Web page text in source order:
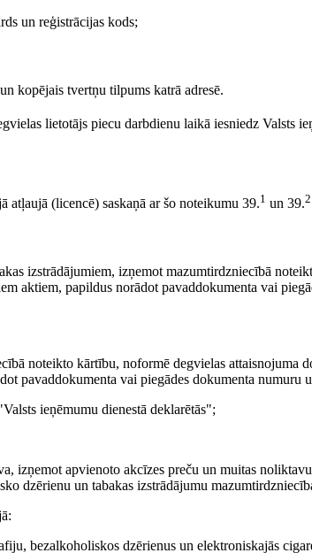
un reģistrācijas kods;
kopējais tvertņu tilpums katrā adresē.
lietotājs piecu darbdienu laikā iesniedz Valsts
atļaujā (licencē) saskaņā ar šo noteikumu 39.1 un 39.2
izstrādājumiem, izņemot mazumtirdzniecībā
aktiem, papildus norādot pavaddokumenta vai
noteikto kārtību, noformē degvielas attaisnojuma
pavaddokumenta vai piegādes dokumenta numuru
ieņēmumu dienestā deklarētās";
izņemot apvienoto akcīzes preču un muitas
dzērienu un tabakas izstrādājumu
bezalkoholiskos dzērienus un elektroniskajās